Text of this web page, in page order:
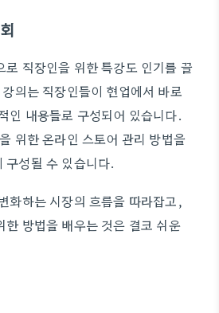
로 직장인을 위한 특강도 인기를 끌
의는 직장인들이 현업에서 바로
인 내용들로 구성되어 있습니다.
위한 온라인 스토어 관리 방법을
구성될 수 있습니다.
화하는 시장의 흐름을 따라잡고,
한 방법을 배우는 것은 결코 쉬운